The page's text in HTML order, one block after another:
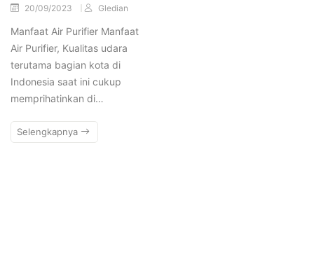
20/09/2023 Gledian
Manfaat Air Purifier Manfaat
Air Purifier, Kualitas udara
terutama bagian kota di
Indonesia saat ini cukup
memprihatinkan di…
Selengkapnya